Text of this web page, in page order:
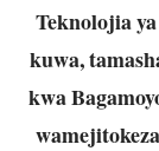
Teknolojia
kuwa,
kwa